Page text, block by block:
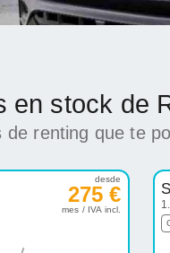
en stock de
de renting que te
desde
275 €
mes / IVA incl.